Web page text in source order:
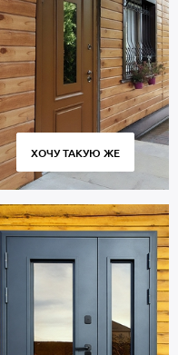
ХОЧУ ТАКУЮ ЖЕ